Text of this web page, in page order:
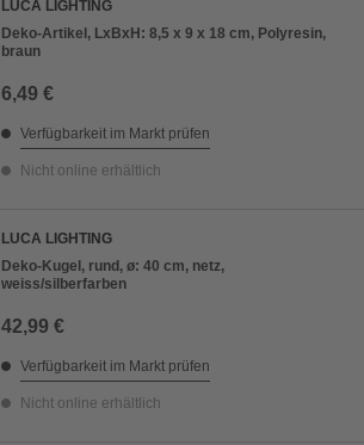
LUCA LIGHTING
Deko-Artikel, LxBxH: 8,5 x 9 x 18 cm, Polyresin,
braun
6,49 €
Verfügbarkeit im Markt prüfen
Nicht online erhältlich
LUCA LIGHTING
Deko-Kugel, rund, ø: 40 cm, netz,
weiss/silberfarben
42,99 €
Verfügbarkeit im Markt prüfen
Nicht online erhältlich